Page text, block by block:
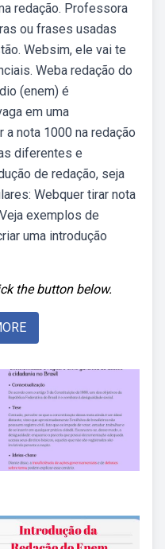
redação. Professora
ou frases usadas
Websim, ele vai te
Weba redação do
(enem) é
em uma
nota 1000 na redação
diferentes e
de redação, seja
Webquer tirar nota
exemplos de
uma introdução
the button below.